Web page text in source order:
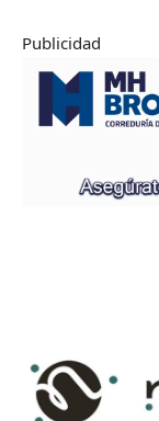
Publicidad